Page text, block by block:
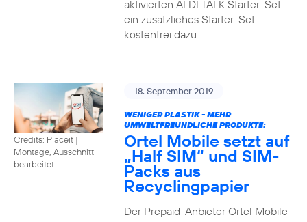
aktivierten ALDI TALK Starter-Set
ein zusätzliches Starter-Set
kostenfrei dazu.
Credits: Placeit |
Montage, Ausschnitt
bearbeitet
18. September 2019
WENIGER PLASTIK - MEHR
UMWELTFREUNDLICHE PRODUKTE:
Ortel Mobile setzt auf
„Half SIM“ und SIM-
Packs aus
Recyclingpapier
Der Prepaid-Anbieter Ortel Mobile